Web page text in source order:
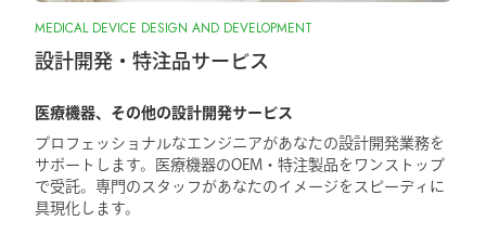
MEDICAL DEVICE DESIGN AND DEVELOPMENT
設計開発・特注品サービス
医療機器、その他の設計開発サービス
プロフェッショナルなエンジニアがあなたの設計開発業務を
サポートします。医療機器のOEM・特注製品をワンストップ
で受託。専門のスタッフがあなたのイメージをスピーディに
具現化します。